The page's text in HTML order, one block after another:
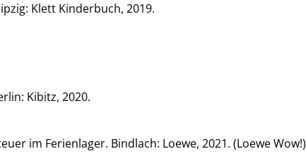
Klett Kinderbuch, 2019.
Kibitz, 2020.
im Ferienlager. Bindlach: Loewe, 2021. (Loewe Wow!)